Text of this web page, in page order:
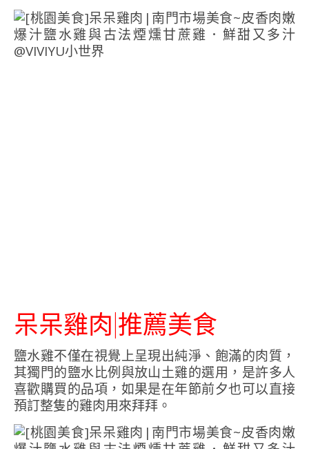
呆呆雞肉|推薦美食
鹽水雞不僅在視覺上呈現出純淨、飽滿的肉質，
其獨門的鹽水比例與放山土雞的選用，是許多人
喜歡購買的品項，如果是在年節前夕也可以直接
預訂整隻的雞肉用來拜拜。